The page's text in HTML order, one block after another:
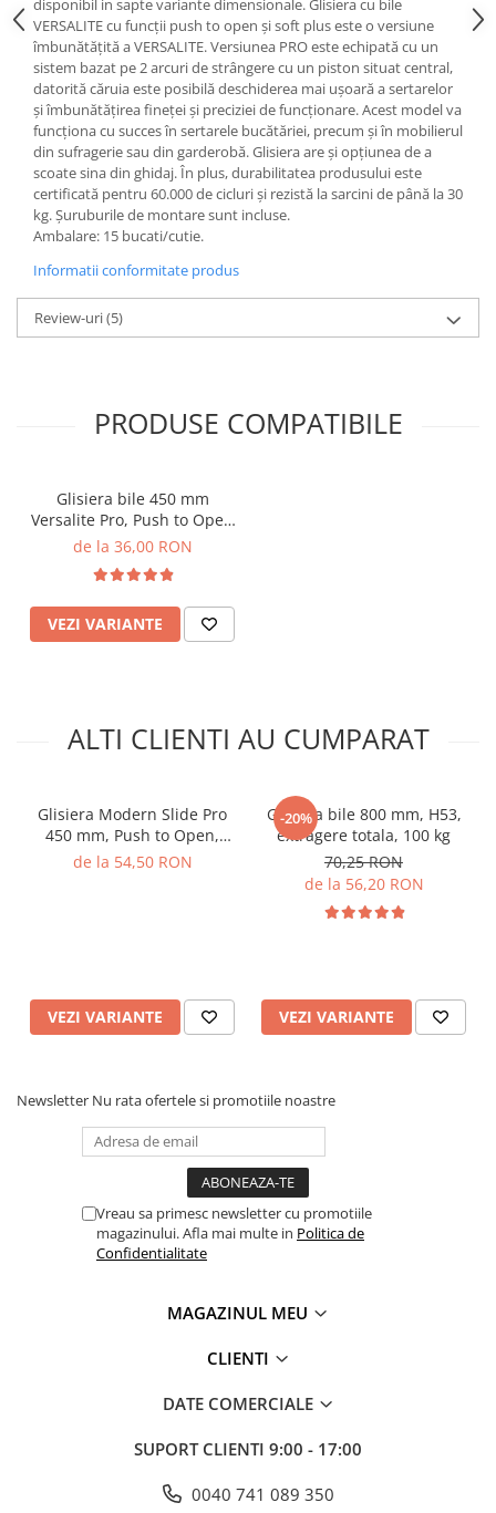
disponibil in sapte variante dimensionale. Glisiera cu bile
VERSALITE cu funcții push to open și soft plus este o versiune
îmbunătățită a VERSALITE. Versiunea PRO este echipată cu un
sistem bazat pe 2 arcuri de strângere cu un piston situat central,
datorită căruia este posibilă deschiderea mai ușoară a sertarelor
și îmbunătățirea fineței și preciziei de funcționare. Acest model va
funcționa cu succes în sertarele bucătăriei, precum și în mobilierul
din sufragerie sau din garderobă. Glisiera are și opțiunea de a
scoate sina din ghidaj. În plus, durabilitatea produsului este
certificată pentru 60.000 de cicluri și rezistă la sarcini de până la 30
kg. Șuruburile de montare sunt incluse.
Ambalare: 15 bucati/cutie.
Informatii conformitate produs
Review-uri(5)
PRODUSE COMPATIBILE
Glisiera bile 450 mm
Versalite Pro, Push to Open
& Soft-Close, 30 kg
de la 36,00 RON
VEZI VARIANTE
ALTI CLIENTI AU CUMPARAT
Glisiera Modern Slide Pro
450 mm, Push to Open,
reglaj 3D, 35 kg, extragere
de la 54,50 RON
VEZI VARIANTE
-20%
Glisiera bile 800 mm, H53,
extragere totala, 100 kg
70,25 RON
de la 56,20 RON
VEZI VARIANTE
Newsletter Nu rata ofertele si promotiile noastre
Vreau sa primesc newsletter cu promotiile
magazinului. Afla mai multe in Politica de
Confidentialitate
MAGAZINUL MEU
CLIENTI
DATE COMERCIALE
SUPORT CLIENTI 9:00 - 17:00
0040 741 089 350